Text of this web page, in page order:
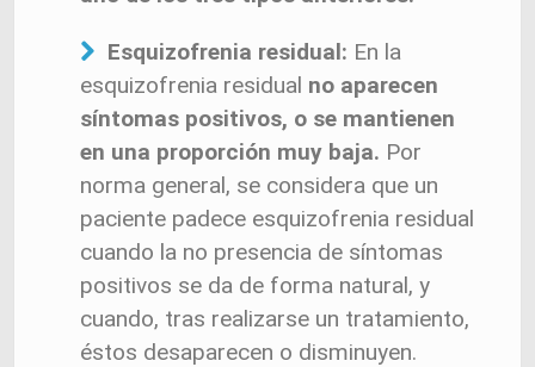
Esquizofrenia residual: En la
esquizofrenia residual no aparecen
síntomas positivos, o se mantienen
en una proporción muy baja. Por
norma general, se considera que un
paciente padece esquizofrenia residual
cuando la no presencia de síntomas
positivos se da de forma natural, y
cuando, tras realizarse un tratamiento,
éstos desaparecen o disminuyen.